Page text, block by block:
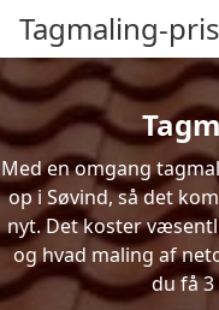
Tagmaling-
Med en omgang
op i Søvind, så det
nyt. Det koster
og hvad maling af
du få